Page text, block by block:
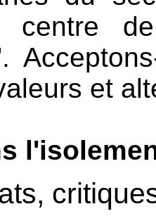
centre
et